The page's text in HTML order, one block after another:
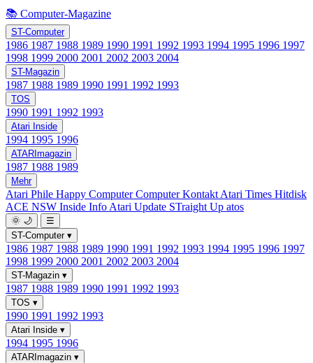
📚 Computer-Magazine
ST-Computer
1986 1987 1988 1989 1990 1991 1992 1993 1994 1995 1996 1997
1998 1999 2000 2001 2002 2003 2004
ST-Magazin
1987 1988 1989 1990 1991 1992 1993
TOS
1990 1991 1992 1993
Atari Inside
1994 1995 1996
ATARImagazin
1987 1988 1989
Mehr
Atari Phile Happy ComputerComputer Kontakt Atari Times Hitdisk
ACE NSW Inside Info Atari Update STraight Up atos
🌞 🌙
☰
ST-Computer ▾
1986 1987 1988 1989 1990 1991 1992 1993 1994 1995 1996 1997
1998 1999 2000 2001 2002 2003 2004
ST-Magazin ▾
1987 1988 1989 1990 1991 1992 1993
TOS ▾
1990 1991 1992 1993
Atari Inside ▾
1994 1995 1996
ATARImagazin ▾